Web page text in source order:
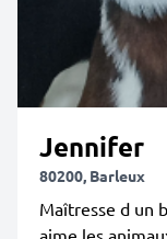
Jennifer
80200, Barleux
Maîtresse d un
aime les